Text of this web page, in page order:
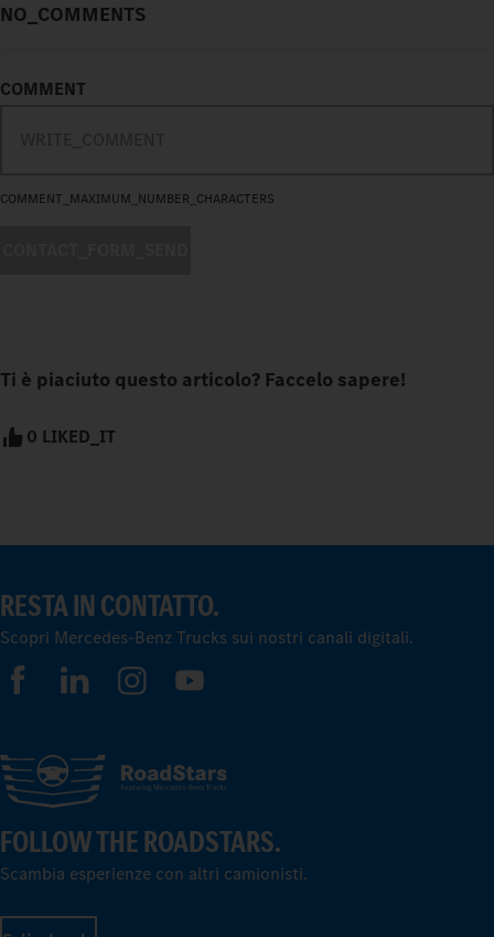
NO_COMMENTS
COMMENT
COMMENT_MAXIMUM_NUMBER_CHARACTERS
Ti è piaciuto questo articolo? Faccelo sapere!
0 LIKED_IT
RESTA IN CONTATTO.
Scopri Mercedes-Benz Trucks sui nostri canali digitali.
FOLLOW THE ROADSTARS.
Scambia esperienze con altri camionisti.